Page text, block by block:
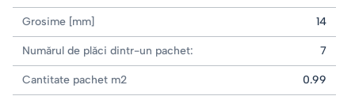
Grosime [mm] 14
Numărul de plăci dintr-un pachet: 7
Cantitate pachet m2 0.99